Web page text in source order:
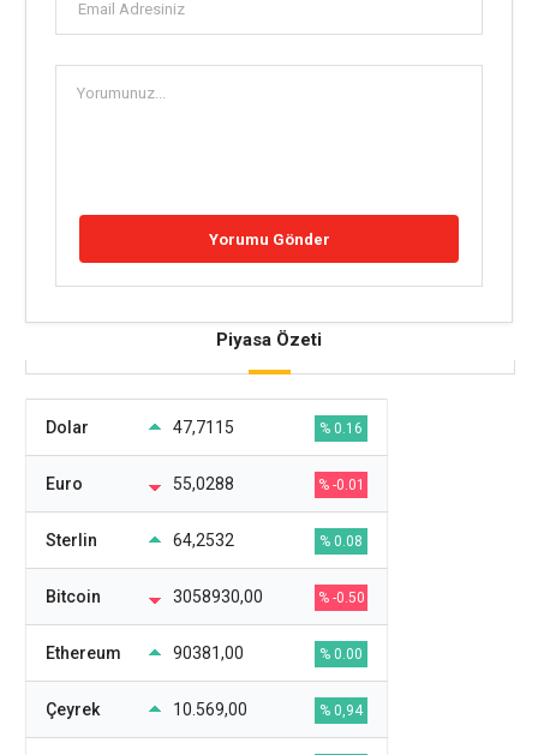
Piyasa Özeti
Dolar 47,7115 % 0.16
Euro 55,0288 % -0.01
Sterlin 64,2532 % 0.08
Bitcoin 3058930,00 % -0.50
Ethereum 90381,00 % 0.00
Çeyrek 10.569,00 % 0,94